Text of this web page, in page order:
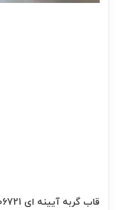
قاب گربه آیینه ای C006721